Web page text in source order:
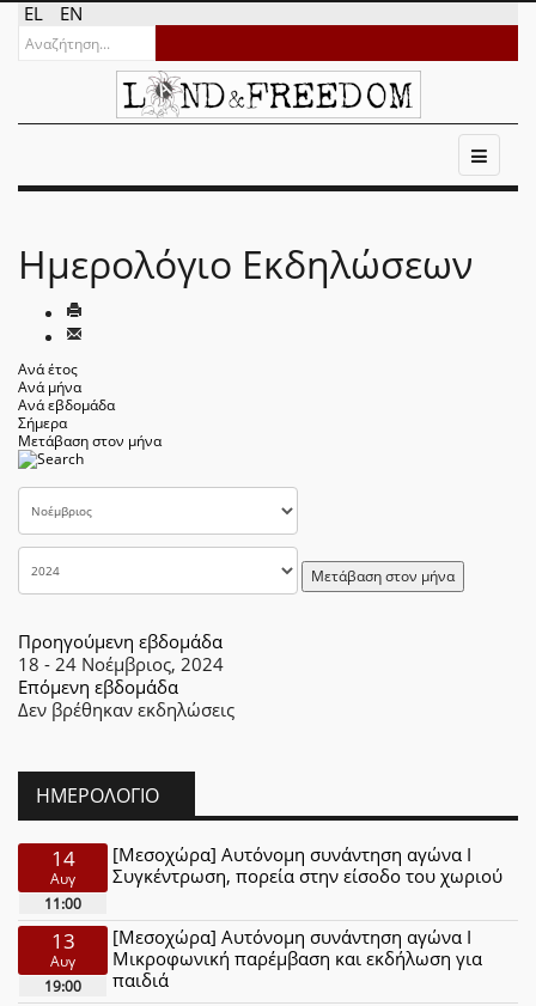
EL EN
Ημερολόγιο Εκδηλώσεων
Ανά έτος
Ανά μήνα
Ανά εβδομάδα
Σήμερα
Μετάβαση στον μήνα
Μετάβαση στον μήνα
Προηγούμενη εβδομάδα
18 - 24 Νοέμβριος, 2024
Επόμενη εβδομάδα
Δεν βρέθηκαν εκδηλώσεις
ΗΜΕΡΟΛΌΓΙΟ
14
Αυγ
11:00
[Μεσοχώρα] Αυτόνομη συνάντηση αγώνα Ι
Συγκέντρωση, πορεία στην είσοδο του χωριού
13
Αυγ
19:00
[Μεσοχώρα] Αυτόνομη συνάντηση αγώνα Ι
Μικροφωνική παρέμβαση και εκδήλωση για
παιδιά